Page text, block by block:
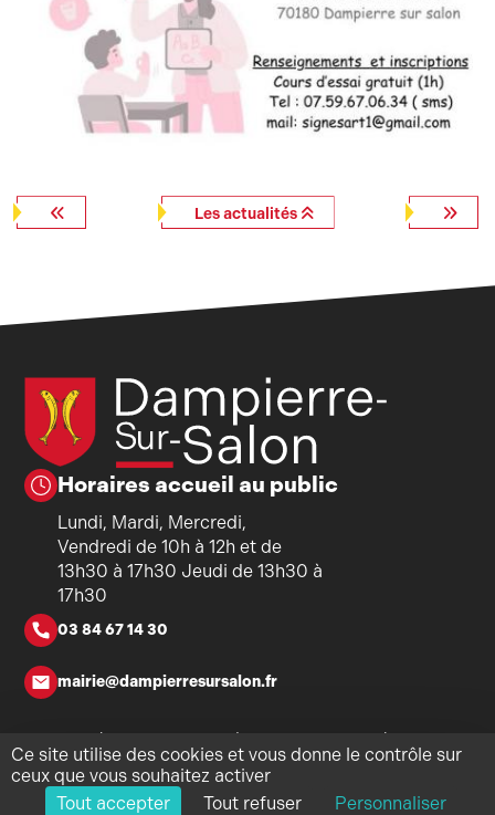
Les actualités
Horaires accueil au public
Lundi, Mardi, Mercredi,
Vendredi de 10h à 12h et de
13h30 à 17h30 Jeudi de 13h30 à
17h30
03 84 67 14 30
mairie@dampierresursalon.fr
Copyright ©2026 - Mairie de Dampierre-sur-Salon - Tous
droits réservés - RéalisationTorop.Net- Site mis à jour avec
WSB-Mentions légales-Politique de confidentialité
site
Ce site utilise des cookies et vous donne le contrôle sur
ceux que vous souhaitez activer
Tout accepter
Tout refuser Personnaliser